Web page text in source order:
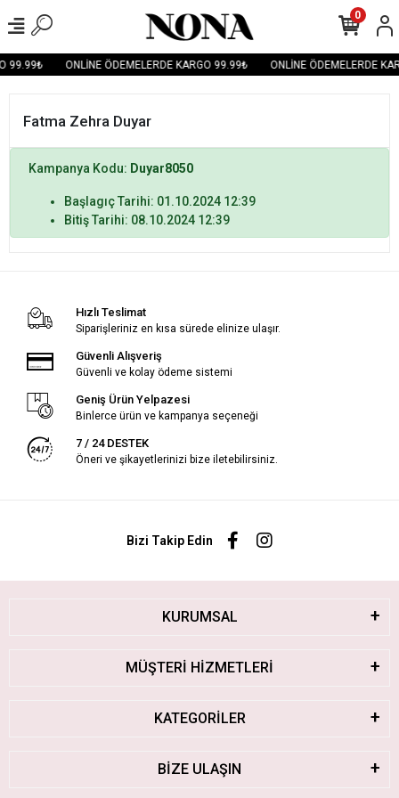
99.99₺ ONLİNE ÖDEMELERDE KARGO 99.99₺ ONLİNE ÖDEMELERDE
0
Fatma Zehra Duyar
Kampanya Kodu: Duyar8050
Başlagıç Tarihi: 01.10.2024 12:39
Bitiş Tarihi: 08.10.2024 12:39
Hızlı Teslimat
Siparişleriniz en kısa sürede elinize ulaşır.
Güvenli Alışveriş
Güvenli ve kolay ödeme sistemi
Geniş Ürün Yelpazesi
Binlerce ürün ve kampanya seçeneği
7 / 24 DESTEK
Öneri ve şikayetlerinizi bize iletebilirsiniz.
Bizi Takip Edin
KURUMSAL
MÜŞTERİ HİZMETLERİ
KATEGORİLER
BİZE ULAŞIN